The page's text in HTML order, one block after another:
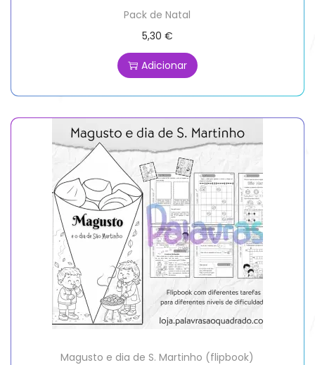
Pack de Natal
5,30 €
Adicionar
Magusto e dia de S. Martinho (flipbook)